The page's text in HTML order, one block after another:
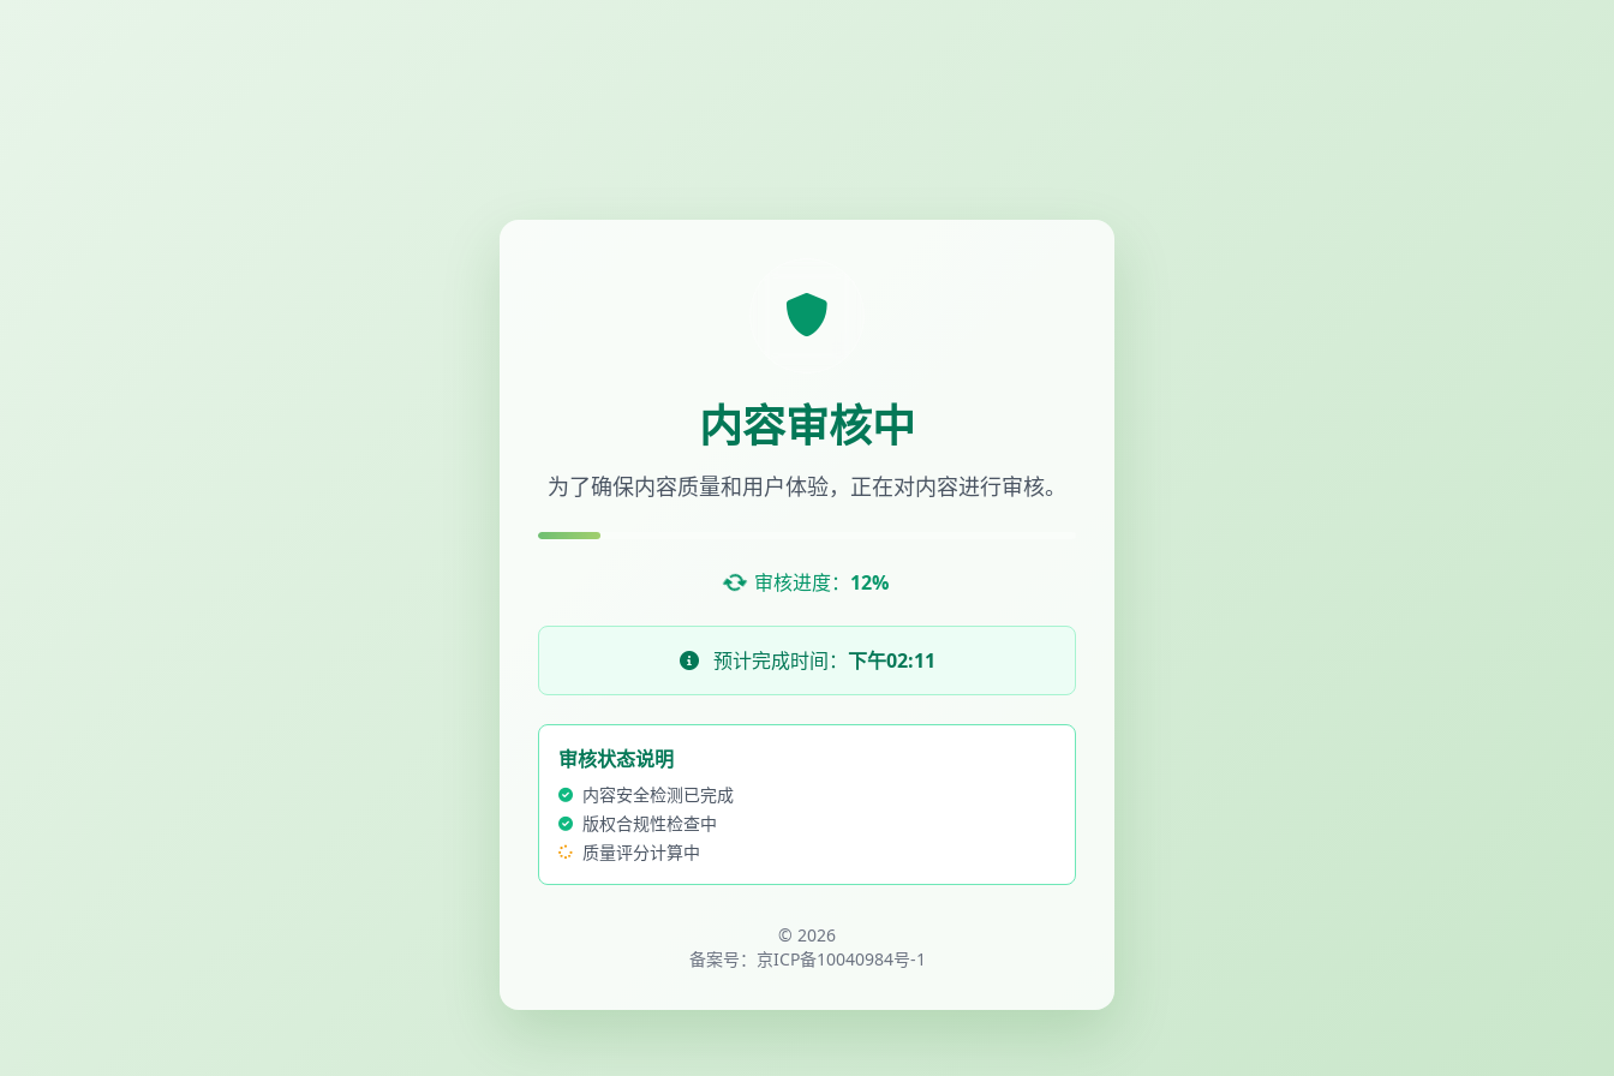
内容审核中
为了确保内容质量和用户体验，正在对内容进行审核。
审核进度： 12%
预计完成时间： 下午02:11
审核状态说明
内容安全检测已完成
版权合规性检查中
质量评分计算中
© 2026
备案号： 京ICP备10040984号-1